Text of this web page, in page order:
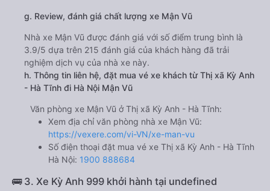
g. Review, đánh giá chất lượng xe Mận Vũ
Nhà xe Mận Vũ được đánh giá với số điểm trung bình là
3.9/5 dựa trên 215 đánh giá của khách hàng đã trải
nghiệm dịch vụ của nhà xe này.
h. Thông tin liên hệ, đặt mua vé xe khách từ Thị xã Kỳ Anh
- Hà Tĩnh đi Hà Nội Mận Vũ
Văn phòng xe Mận Vũ ở Thị xã Kỳ Anh - Hà Tĩnh:
Xem địa chỉ văn phòng nhà xe Mận Vũ:
https://vexere.com/vi-VN/xe-man-vu
Số điện thoại đặt mua vé xe Thị xã Kỳ Anh - Hà Tĩnh
Hà Nội: 1900 888684
🚌 3. Xe Kỳ Anh 999 khởi hành tại undefined